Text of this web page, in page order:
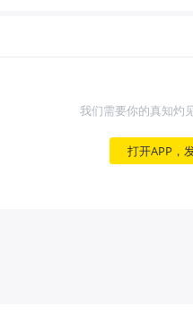
我们需要你的真知灼
打开APP，